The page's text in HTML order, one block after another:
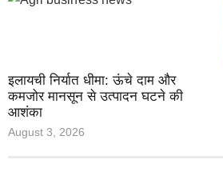
इलायची निर्यात धीमा: ऊंचे दाम और
कमजोर मानसून से उत्पादन घटने की
आशंका
August 3, 2026